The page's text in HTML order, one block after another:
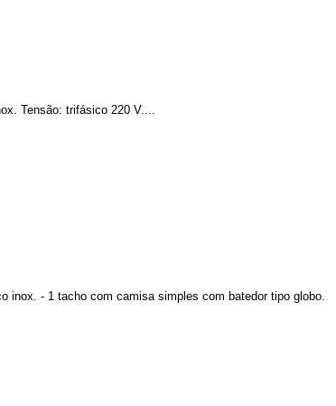
Tensão: trifásico 220 V....
inox. - 1 tacho com camisa simples com batedor tipo globo.